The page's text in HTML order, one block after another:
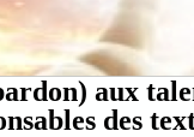
aux
des